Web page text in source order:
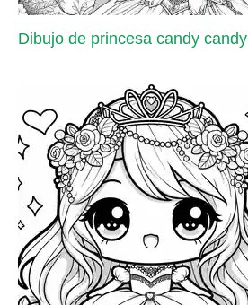
Dibujo de princesa candy candy